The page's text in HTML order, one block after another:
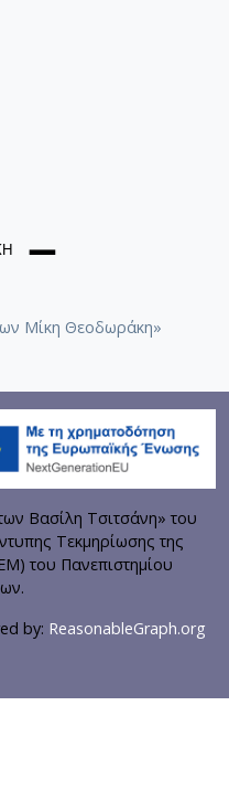
Μίκη Θεοδωράκη»
Βασίλη Τσιτσάνη» του
Τεκμηρίωσης της
του Πανεπιστημίου
by: ReasonableGraph.org